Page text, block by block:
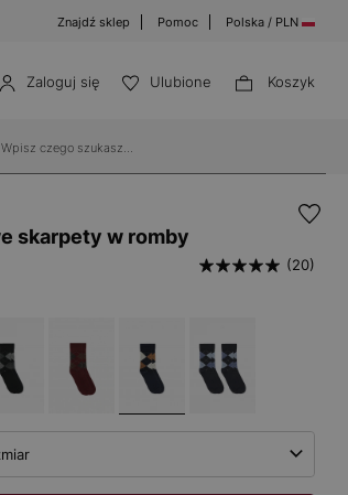
Znajdź sklep Pomoc Polska / PLN
Zaloguj się Ulubione Koszyk
skarpety w romby
(20)